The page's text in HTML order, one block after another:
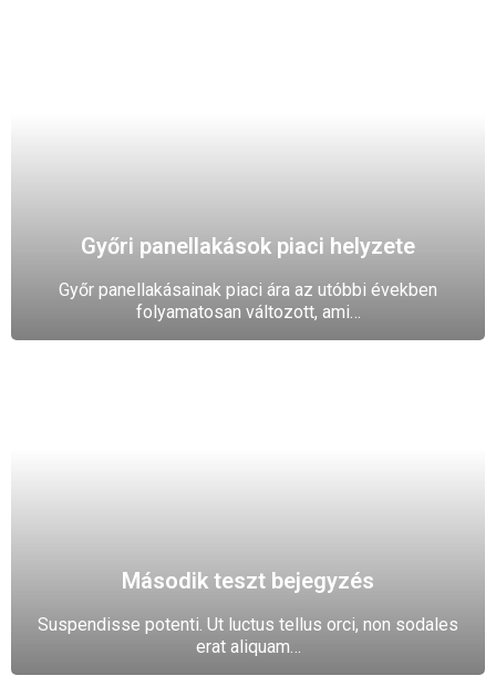
Győri panellakások piaci helyzete
Győr panellakásainak piaci ára az utóbbi években
folyamatosan változott, ami…
Második teszt bejegyzés
Suspendisse potenti. Ut luctus tellus orci, non sodales
erat aliquam…